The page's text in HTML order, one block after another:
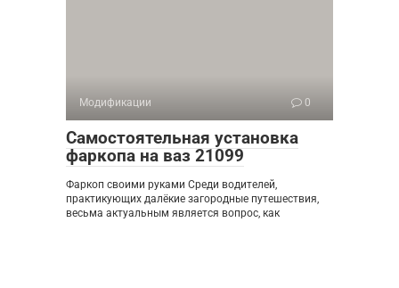
Модификации 0
Самостоятельная установка
фаркопа на ваз 21099
Фаркоп своими руками Среди водителей,
практикующих далёкие загородные путешествия,
весьма актуальным является вопрос, как